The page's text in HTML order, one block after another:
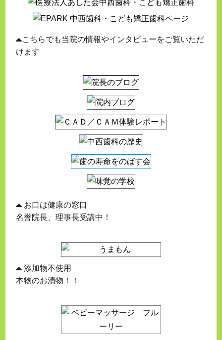
こちらでも当院の情報やインタビューをご覧いただ
けます
お口は健康の窓口
名誉院長、理事長受講中！
添加物不使用
本物のお漬物！！